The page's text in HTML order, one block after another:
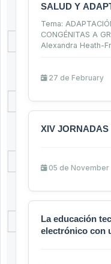
SALUD Y
Tema:
CONGÉNITAS A
Alexandra Heath-
27 de February
XIV JORNADAS
05 de November
La educación
electrónico con